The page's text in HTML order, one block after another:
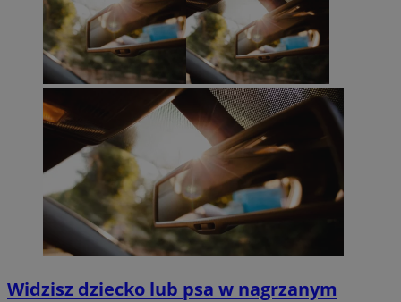
Widzisz dziecko lub psa w nagrzanym